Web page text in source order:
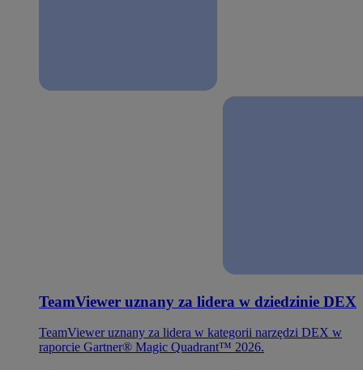
TeamViewer uznany za lidera w dziedzinie DEX
TeamViewer uznany za lidera w kategorii narzędzi DEX w
raporcie Gartner® Magic Quadrant™ 2026.